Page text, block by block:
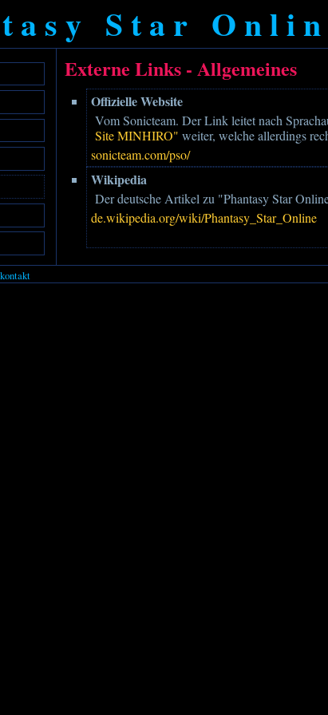
Star
Externe Links - Allgemeines
Offizielle Website
Vom Sonicteam. Der Link leitet nach
Site MINHIRO" weiter, welche allerdings
sonicteam.com/pso/
Wikipedia
Der deutsche Artikel zu "Phantasy Star
de.wikipedia.org/wiki/Phantasy_Star_Online
kontakt